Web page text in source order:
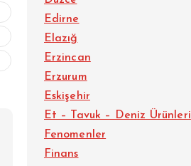
Edirne
Elazığ
Erzincan
Erzurum
Eskişehir
Et – Tavuk – Deniz Ürünleri
Fenomenler
Finans